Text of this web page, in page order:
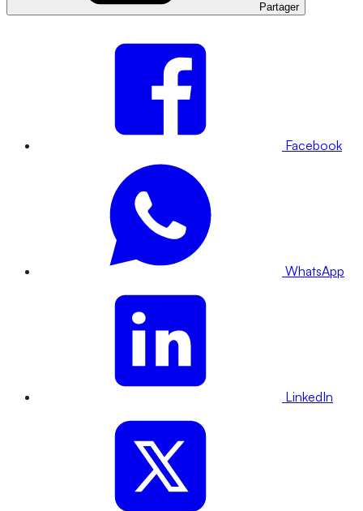
Partager
Facebook
WhatsApp
LinkedIn